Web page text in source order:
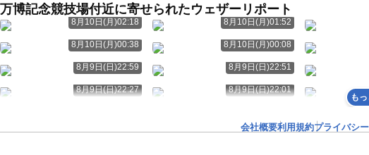
万博記念競技場付近に寄せられたウェザーリポート
8月10日(月)02:18 8月10日(月)01:52
8月10日(月)00:38 8月10日(月)00:08
8月9日(日)22:59 8月9日(日)22:51
8月9日(日)22:27 8月9日(日)22:01
も
会社概要利用規約プライバシ